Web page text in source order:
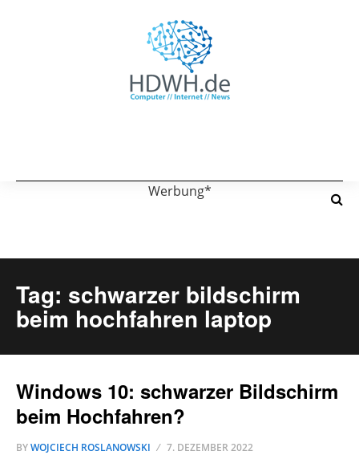
Werbung*
Tag: schwarzer bildschirm
beim hochfahren laptop
Windows 10: schwarzer Bildschirm
beim Hochfahren?
BYWOJCIECH ROSLANOWSKI 7. DEZEMBER 2022